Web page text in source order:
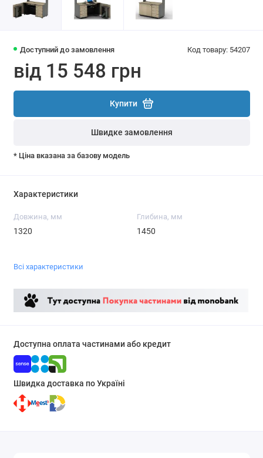
Доступний до замовлення Код товару: 54207
від 15 548 грн
Купити
Швидке замовлення
* Ціна вказана за базову модель
Характеристики
Довжина, мм
1320
Глибина, мм
1450
Всі характеристики
Доступна оплата частинами або кредит
Швидка доставка по Україні